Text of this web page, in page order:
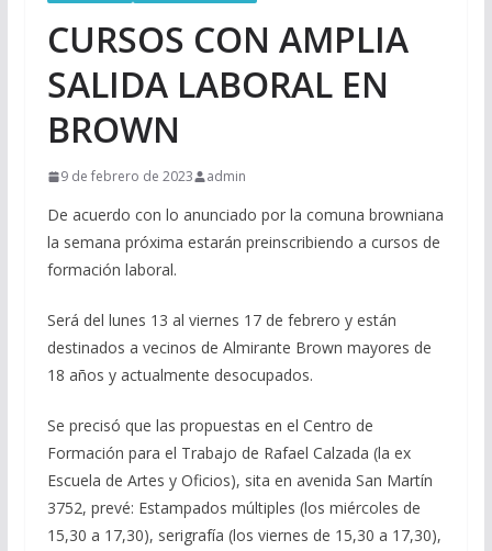
CURSOS CON AMPLIA
SALIDA LABORAL EN
BROWN
9 de febrero de 2023 admin
De acuerdo con lo anunciado por la comuna browniana
la semana próxima estarán preinscribiendo a cursos de
formación laboral.
Será del lunes 13 al viernes 17 de febrero y están
destinados a vecinos de Almirante Brown mayores de
18 años y actualmente desocupados.
Se precisó que las propuestas en el Centro de
Formación para el Trabajo de Rafael Calzada (la ex
Escuela de Artes y Oficios), sita en avenida San Martín
3752, prevé: Estampados múltiples (los miércoles de
15,30 a 17,30), serigrafía (los viernes de 15,30 a 17,30),